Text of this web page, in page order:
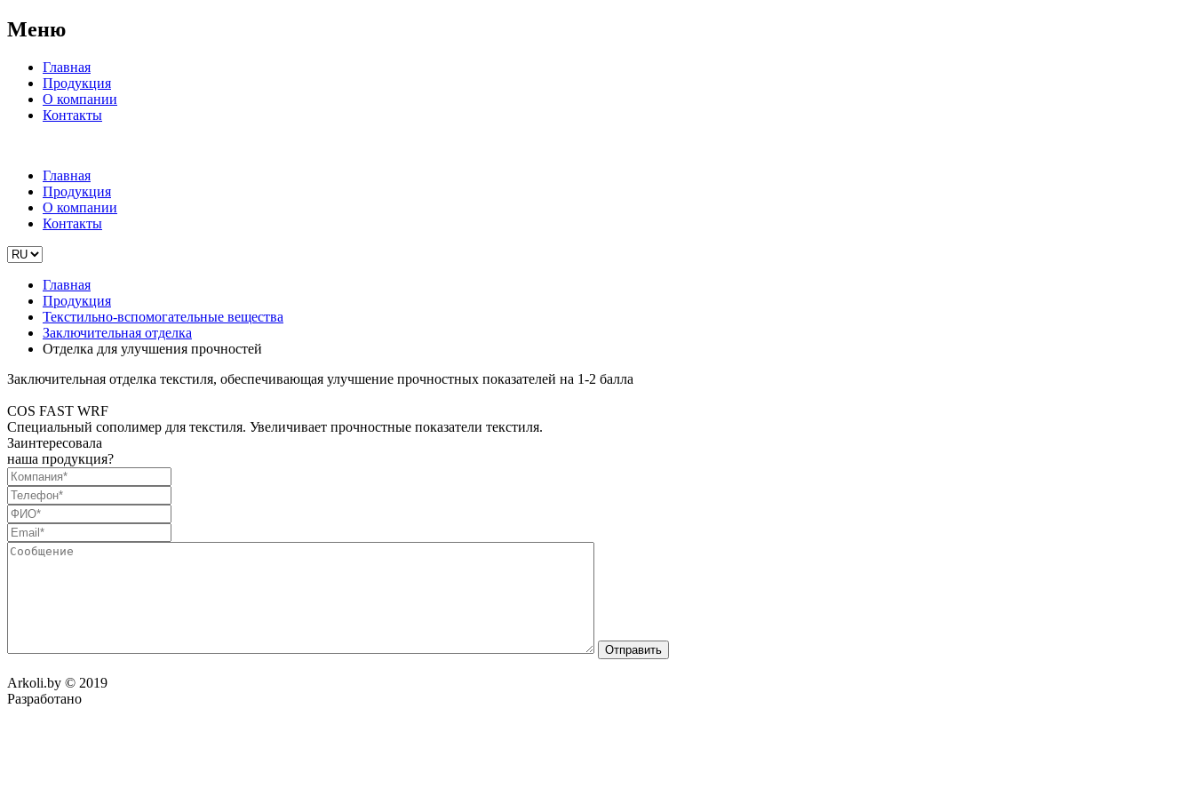
Меню
Главная
Продукция
О компании
Контакты
Главная
Продукция
О компании
Контакты
Главная
Продукция
Текстильно-вспомогательные вещества
Заключительная отделка
Отделка для улучшения прочностей
Заключительная отделка текстиля, обеспечивающая улучшение прочностных показателей на 1-2 балла
COS FAST WRF
Специальный сополимер для текстиля. Увеличивает прочностные показатели текстиля.
Заинтересовала
наша продукция?
Отправить
Arkoli.by © 2019
Разработано